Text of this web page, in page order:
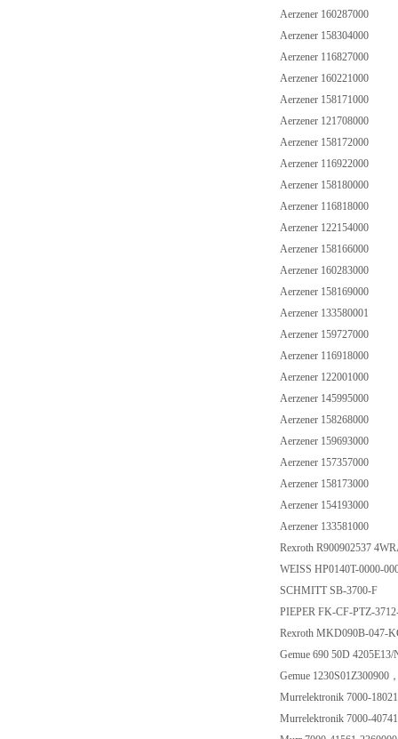
Aerzener 160287000
Aerzener 158304000
Aerzener 116827000
Aerzener 160221000
Aerzener 158171000
Aerzener 121708000
Aerzener 158172000
Aerzener 116922000
Aerzener 158180000
Aerzener 116818000
Aerzener 122154000
Aerzener 158166000
Aerzener 160283000
Aerzener 158169000
Aerzener 133580001
Aerzener 159727000
Aerzener 116918000
Aerzener 122001000
Aerzener 145995000
Aerzener 158268000
Aerzener 159693000
Aerzener 157357000
Aerzener 158173000
Aerzener 154193000
Aerzener 133581000
Rexroth R900902537
WEISS HP0140T-0000-
SCHMITT SB-3700-F
PIEPER FK-CF-PTZ-
Rexroth MKD090B-047-
Gemue 690 50D
Gemue
Murrelektronik 7000-
Murrelektronik 7000-